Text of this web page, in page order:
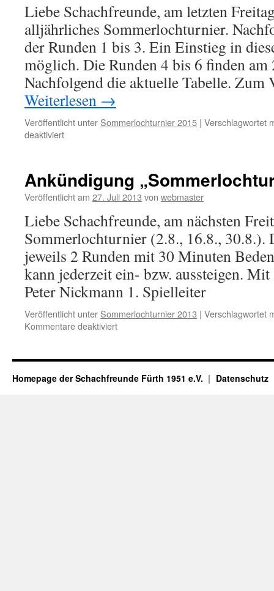
Liebe Schachfreunde, am letzten
alljährliches Sommerlochturnier.
der Runden 1 bis 3. Ein Einstieg in
möglich. Die Runden 4 bis 6 finden am
Nachfolgend die aktuelle Tabelle.
Weiterlesen →
Veröffentlicht unter Sommerlochturnier 2015 | Verschlagwortet
deaktiviertfür
1
bis
Ankündigung
Veröffentlicht am 27. Juli 2013 von webmaster
Liebe Schachfreunde, am nächsten
Sommerlochturnier (2.8., 16.8., 30.8.).
jeweils 2 Runden mit 30 Minuten
kann jederzeit ein- bzw. aussteigen.
Peter Nickmann 1. Spielleiter
Veröffentlicht unter Sommerlochturnier 2013 | Verschlagwortet
Kommentare deaktiviertfür
2013“
Homepage der Schachfreunde Fürth 1951 e.V. Datenschutz